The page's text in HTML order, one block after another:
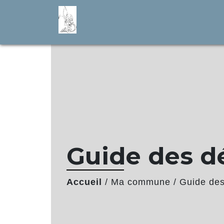
Guide des
Accueil / Ma commune / Guide